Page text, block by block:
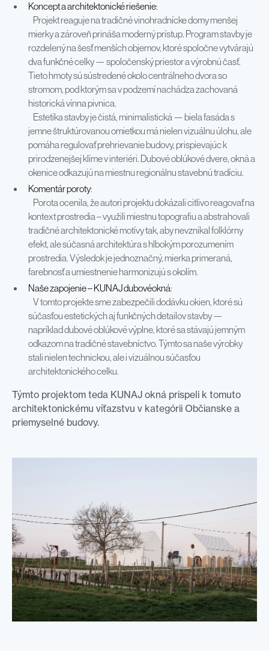
Koncept a architektonické riešenie:
Projekt reaguje na tradičné vinohradnícke domy menšej
mierky a zároveň prináša moderný prístup. Program stavby je
rozdelený na šesť menších objemov, ktoré spoločne vytvárajú
dva funkčné celky — spoločenský priestor a výrobnú časť.
Tieto hmoty sú sústredené okolo centrálneho dvora so
stromom, pod ktorým sa v podzemí nachádza zachovaná
historická vínna pivnica.
Estetika stavby je čistá, minimalistická — biela fasáda s
jemne štruktúrovanou omietkou má nielen vizuálnu úlohu, ale
pomáha regulovať prehrievanie budovy, prispievajúc k
prirodzenejšej klíme v interiéri. Dubové oblúkové dvere, okná a
okenice odkazujú na miestnu regionálnu stavebnú tradíciu.
Komentár poroty:
Porota ocenila, že autori projektu dokázali citlivo reagovať na
kontext prostredia – využili miestnu topografiu a abstrahovali
tradičné architektonické motívy tak, aby nevznikal folklórny
efekt, ale súčasná architektúra s hlbokým porozumením
prostredia. Výsledok je jednoznačný, mierka primeraná,
farebnosť a umiestnenie harmonizujú s okolím.
Naše zapojenie – KUNAJ dubovéokná:
V tomto projekte sme zabezpečili dodávku okien, ktoré sú
súčasťou estetických aj funkčných detailov stavby —
napríklad dubové oblúkové výplne, ktoré sa stávajú jemným
odkazom na tradičné stavebníctvo. Týmto sa naše výrobky
stali nielen technickou, ale i vizuálnou súčasťou
architektonického celku.
Týmto projektom teda KUNAJ okná prispeli k tomuto
architektonickému víťazstvu v kategórii Občianske a
priemyselné budovy.